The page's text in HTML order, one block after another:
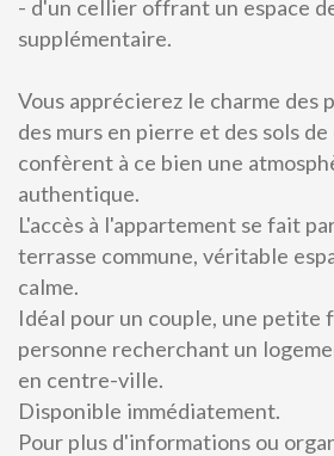
- d'un cellier offrant un espace
supplémentaire.
Vous apprécierez le charme des
des murs en pierre et des sols
confèrent à ce bien une
authentique.
L'accès à l'appartement se fait
terrasse commune, véritable
calme.
Idéal pour un couple, une petite
personne recherchant un
en centre-ville.
Disponible immédiatement.
Pour plus d'informations ou